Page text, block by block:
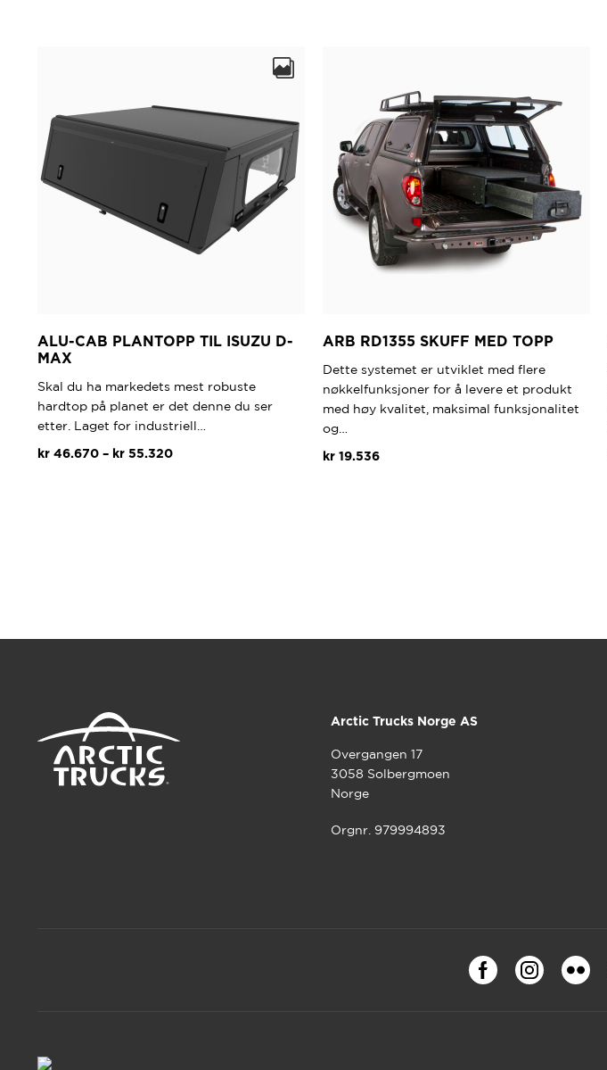
Alternativene
velges
produktsiden
ALU-CAB PLANTOPP TIL ISUZU D-
MAX
Skal du ha markedets mest robuste
hardtop på planet er det denne du ser
etter. Laget for industriell…
kr 46.670 – kr 55.320Prisområde:
ARB RD1355 SKUFF MED TOPP
Dette systemet er utviklet med flere
nøkkelfunksjoner for å levere et produkt
med høy kvalitet, maksimal funksjonalitet
og…
kr 19.536
Arctic Trucks Norge AS
Overgangen 17
3058 Solbergmoen
Norge
Orgnr. 979994893